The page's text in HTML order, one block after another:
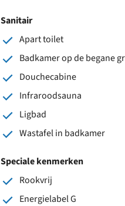
Sanitair
Apart toilet
Badkamer op de begane
Douchecabine
Infraroodsauna
Ligbad
Wastafel in badkamer
Speciale kenmerken
Rookvrij
Energielabel G